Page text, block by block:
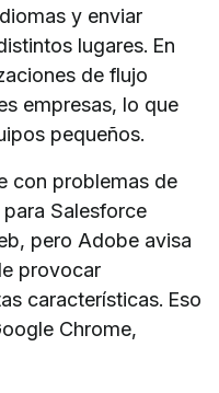
y enviar
lugares. En
de flujo
empresas, lo que
pequeños.
con problemas de
Salesforce
pero Adobe avisa
provocar
características. Eso
Chrome,